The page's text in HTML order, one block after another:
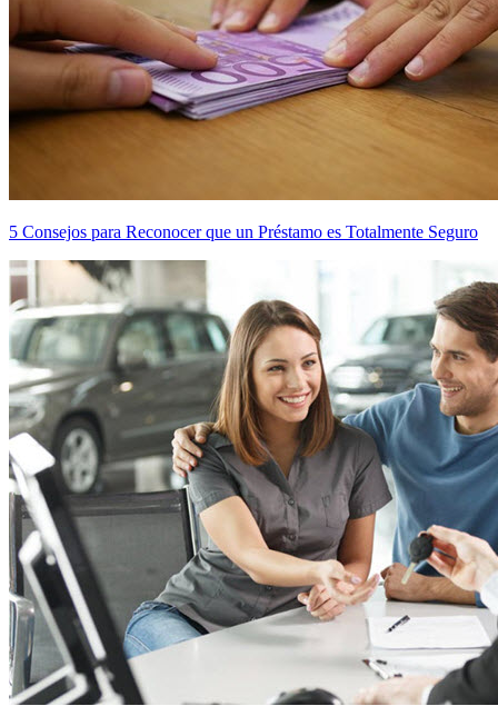
5 Consejos para Reconocer que un Préstamo es Totalmente Seguro